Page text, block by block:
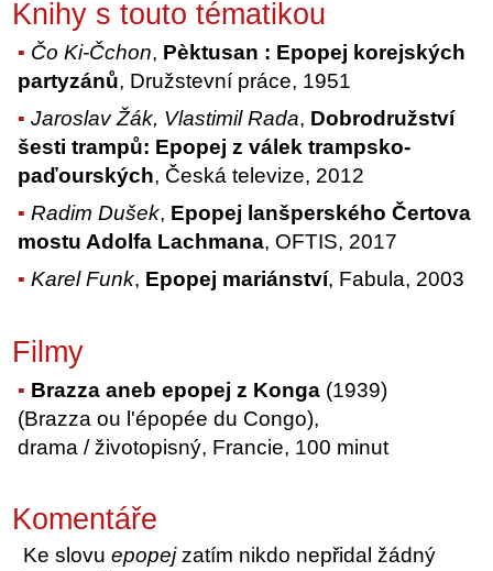
Knihy s touto tématikou
Čo Ki-Čchon, Pèktusan : Epopej korejských
partyzánů, Družstevní práce, 1951
Jaroslav Žák, Vlastimil Rada, Dobrodružství
šesti trampů: Epopej z válek trampsko-
paďourských, Česká televize, 2012
Radim Dušek, Epopej lanšperského Čertova
mostu Adolfa Lachmana, OFTIS, 2017
Karel Funk, Epopej mariánství, Fabula, 2003
Filmy
Brazza aneb epopej z Konga (1939)
(Brazza ou l'épopée du Congo),
drama / životopisný, Francie, 100 minut
Komentáře
Ke slovuepopejzatím nikdo nepřidal žádný